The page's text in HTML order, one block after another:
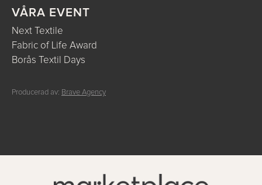
VÅRA EVENT
Next Textile
Fabric of Life Award
Borås Textil Days
Producerad av: Brave Agency